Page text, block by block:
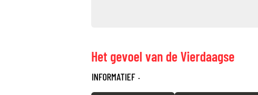
Het gevoel van de Vierdaagse
INFORMATIEF ·